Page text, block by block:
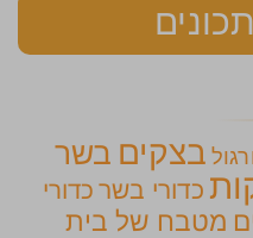
בצקים בשר
כדורי בשר כדורי
מטבח של בית